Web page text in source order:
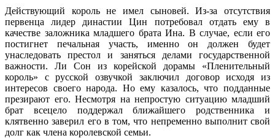
Действующий король не имел сыновей. Из-за отсутствия
первенца лидер династии Цин потребовал отдать ему в
качестве заложника младшего брата Ина. В случае, если его
постигнет печальная участь, именно он должен будет
унаследовать престол и заняться делами государственной
важности. Ли Сон из корейской дорамы «Пленительный
король» с русской озвучкой заключил договор исходя из
интересов своего народа. Но ему казалось, что подданные
презирают его. Несмотря на непростую ситуацию младший
брат всецело поддержал ближайшего родственника и
клятвенно заверил его в том, что непременно выполнит свой
долг как члена королевской семьи.